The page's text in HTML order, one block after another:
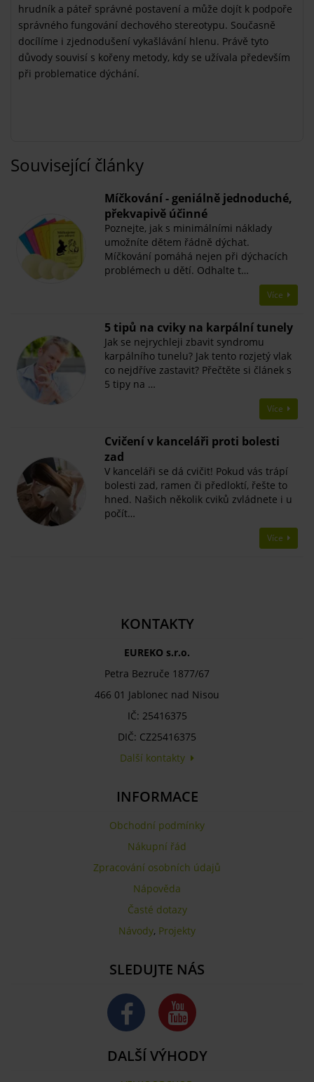
hrudník a páteř správné postavení a může dojít k podpoře
správného fungování dechového stereotypu. Současně
docílíme i zjednodušení vykašlávání hlenu. Právě tyto
důvody souvisí s kořeny metody, kdy se užívala především
při problematice dýchání.
Související články
Míčkování - geniálně jednoduché,
překvapivě účinné
Poznejte, jak s minimálními náklady
umožníte dětem řádně dýchat.
Míčkování pomáhá nejen při dýchacích
problémech u dětí. Odhalte t…
Více
5 tipů na cviky na karpální tunely
Jak se nejrychleji zbavit syndromu
karpálního tunelu? Jak tento rozjetý vlak
co nejdříve zastavit? Přečtěte si článek s
5 tipy na …
Více
Cvičení v kanceláři proti bolesti
zad
V kanceláři se dá cvičit! Pokud vás trápí
bolesti zad, ramen či předloktí, řešte to
hned. Našich několik cviků zvládnete i u
počít…
Více
KONTAKTY
EUREKO s.r.o.
Petra Bezruče 1877/67
466 01 Jablonec nad Nisou
IČ: 25416375
DIČ: CZ25416375
Další kontakty
INFORMACE
Obchodní podmínky
Nákupní řád
Zpracování osobních údajů
Nápověda
Časté dotazy
Návody, Projekty
SLEDUJTE NÁS
DALŠÍ VÝHODY